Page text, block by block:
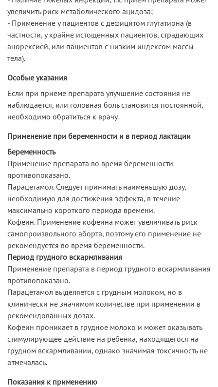
увеличить риск метаболического ацидоза;
- Применение у пациентов с дефицитом глутатиона (в
частности, у крайне истощенных пациентов, страдающих
анорексией, или пациентов с низким индексом массы
тела).
Особые указания
Если при приеме препарата улучшение состояния не
наблюдается, или головная боль становится постоянной,
необходимо обратиться к врачу.
Применение при беременности и в период лактации
Беременность
Применение препарата во время беременности
противопоказано.
Парацетамол. Следует принимать наименьшую дозу,
необходимую для достижения эффекта, в течение
максимально короткого периода времени.
Кофеин. Применение кофеина может увеличивать риск
самопроизвольного аборта, поэтому его применение не
рекомендуется во время беременности.
Период грудного вскармливания
Применение препарата в период грудного вскармливания
противопоказано.
Парацетамол выделяется с грудным молоком, но в
клинически не значимом количестве при применении в
рекомендованных дозах.
Кофеин проникает в грудное молоко и может оказывать
стимулирующее действие на ребенка, находящегося на
грудном вскармливании, однако значимая токсичность не
отмечалась.
Показания к применению